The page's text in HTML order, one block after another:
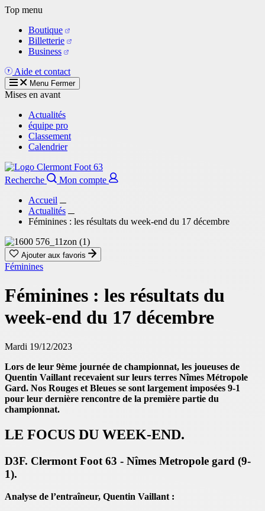
Aller
contenu
principal
Top menu
Boutique
Billetterie
Business
Aide et contact
Menu Fermer
Mises en avant
Actualités
équipe pro
Classement
Calendrier
Recherche
Mon compte
Accueil
Actualités
Féminines : les résultats du week-end du 17 décembre
Ajouter aux favoris
Féminines
Féminines : les résultats du
week-end du 17 décembre
Mardi 19/12/2023
Lors de leur 9ème journée de championnat, les joueuses de
Quentin Vaillant recevaient sur leurs terres Nîmes Métropole
Gard. Nos Rouges et Bleues se sont largement imposées 9-1
pour leur dernière rencontre de la première partie du
championnat.
LE FOCUS DU WEEK-END.
D3F. Clermont Foot 63 - Nîmes Metropole gard (9-
1).
Analyse de l’entraîneur, Quentin Vaillant :